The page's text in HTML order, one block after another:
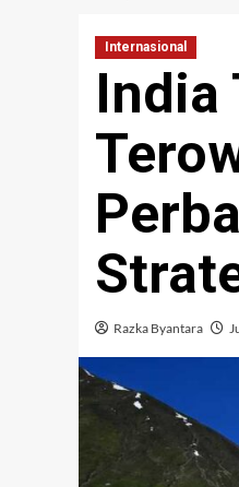
Internasional
India
Razka Byantara